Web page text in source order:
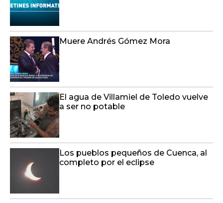
Muere Andrés Gómez Mora
El agua de Villamiel de Toledo vuelve
a ser no potable
Los pueblos pequeños de Cuenca, al
completo por el eclipse